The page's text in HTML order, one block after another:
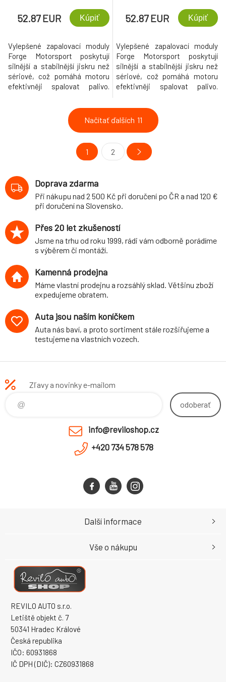
52.87 EUR Kúpiť
Vylepšené zapalovací moduly
Forge Motorsport poskytují
silnější a stabilnější jiskru než
sériové, což pomáhá motoru
efektivněji spalovat palivo.
výkonu, rychlejší akcelerace,
plynulejší chod motoru na
volnoběh a výrazné snížení
52.87 EUR Kúpiť
Vylepšené zapalovací moduly
Forge Motorsport poskytují
silnější a stabilnější jiskru než
sériové, což pomáhá motoru
efektivněji spalovat palivo.
výkonu, rychlejší akcelerace,
plynulejší chod motoru na
volnoběh a výrazné snížení
zapalování.
Načítať ďalších 11
1 2
Doprava zdarma
Při nákupu nad 2 500 Kč při doručení po ČR a nad 120 €
při doručení na Slovensko.
Přes 20 let zkušeností
Jsme na trhu od roku 1999, rádi vám odborně porádíme
s výběrem či montáží.
Kamenná prodejna
Máme vlastní prodejnu a rozsáhlý sklad. Většinu zboží
expedujeme obratem.
Auta jsou naším koníčkem
Auta nás baví, a proto sortiment stále rozšiřujeme a
testujeme na vlastních vozech.
Zľavy a novinky e-mailom
odoberať
info@reviloshop.cz
+420 734 578 578
REVILO AUTO s.r.o.
Letiště objekt č. 7
50341 Hradec Králové
Česká republika
IČO: 60931868
IČ DPH (DIČ): CZ60931868
Další informace
Vše o nákupu